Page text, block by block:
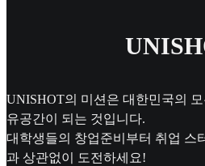
UNISHOT의 미션은 대한민국의
유공간이 되는 것입니다.
대학생들의 창업준비부터 취업 스
과 상관없이 도전하세요!